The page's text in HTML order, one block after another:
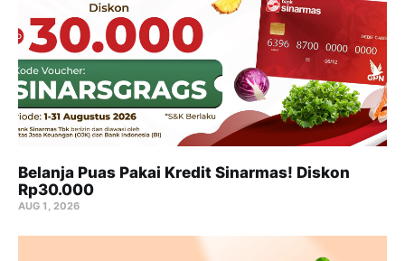
Belanja Puas Pakai Kredit Sinarmas! Diskon
Rp30.000
AUG 1, 2026